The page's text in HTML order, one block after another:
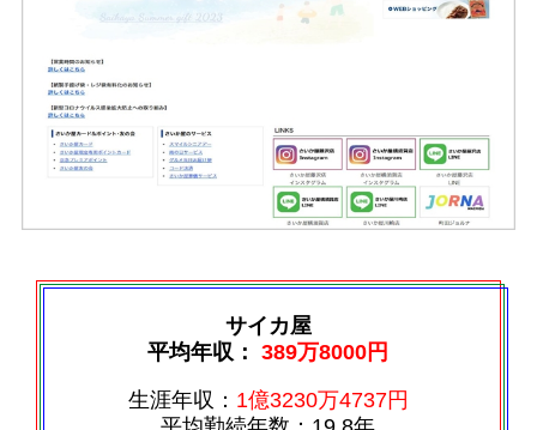
サイカ屋
平均年収：389万8000円
生涯年収： 1億3230万4737円